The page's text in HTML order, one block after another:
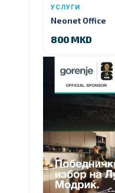
УСЛУГИ
Neonet Office
800 MKD